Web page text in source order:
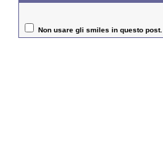
Non usare gli smiles in questo post.